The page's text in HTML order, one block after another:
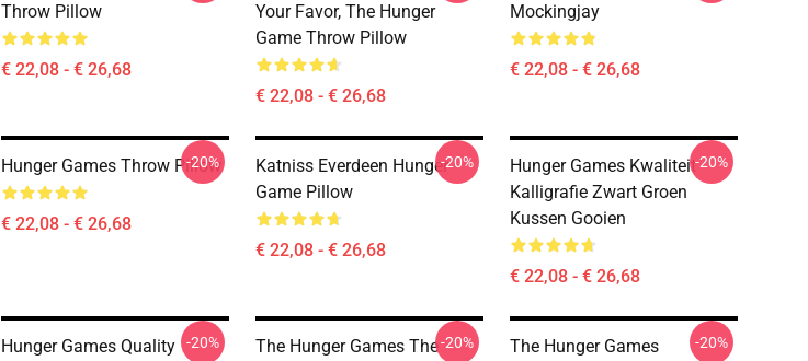
Throw Pillow
€ 22,08 - € 26,68
Your Favor, The Hunger
Game Throw Pillow
€ 22,08 - € 26,68
Mockingjay
€ 22,08 - € 26,68
Hunger Games Throw Pillow
€ 22,08 - € 26,68
-20%
Katniss Everdeen Hunger
Game Pillow
€ 22,08 - € 26,68
-20%
Hunger Games Kwaliteit
Kalligrafie Zwart Groen
Kussen Gooien
€ 22,08 - € 26,68
-20%
Hunger Games Quality
-20%
The Hunger Games The-20%
The Hunger Games
-20%